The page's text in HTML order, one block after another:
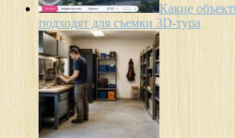
Какие
подходят для съемки 3D-тура